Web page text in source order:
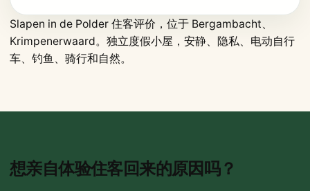
Slapen in de Polder 住客评价，位于 Bergambacht、
Krimpenerwaard。独立度假小屋，安静、隐私、电动自行
车、钓鱼、骑行和自然。
想亲自体验住客回来的原因吗？